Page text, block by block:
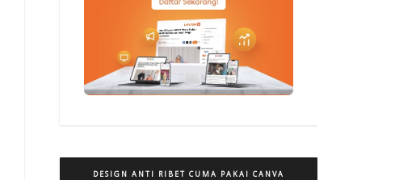
DESIGN ANTI RIBET CUMA PAKAI CANVA